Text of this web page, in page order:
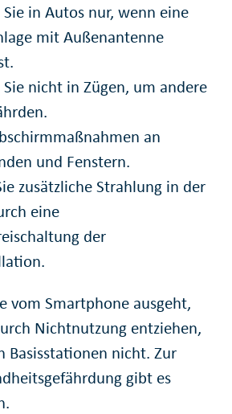
in Autos nur, wenn eine
mit Außenantenne
nicht in Zügen, um andere
an
und Fenstern.
zusätzliche Strahlung in der
eine
der
vom Smartphone ausgeht,
Nichtnutzung entziehen,
Basisstationen nicht. Zur
gibt es